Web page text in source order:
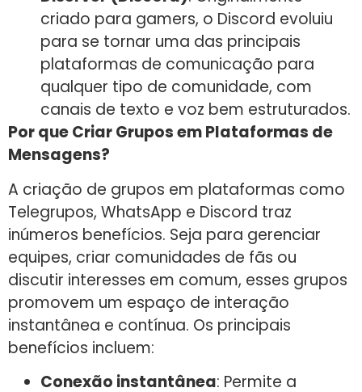
criado para gamers, o Discord evoluiu
para se tornar uma das principais
plataformas de comunicação para
qualquer tipo de comunidade, com
canais de texto e voz bem estruturados.
Por que Criar Grupos em Plataformas de
Mensagens?
A criação de grupos em plataformas como
Telegrupos, WhatsApp e Discord traz
inúmeros benefícios. Seja para gerenciar
equipes, criar comunidades de fãs ou
discutir interesses em comum, esses grupos
promovem um espaço de interação
instantânea e contínua. Os principais
benefícios incluem:
Conexão instantânea: Permite a